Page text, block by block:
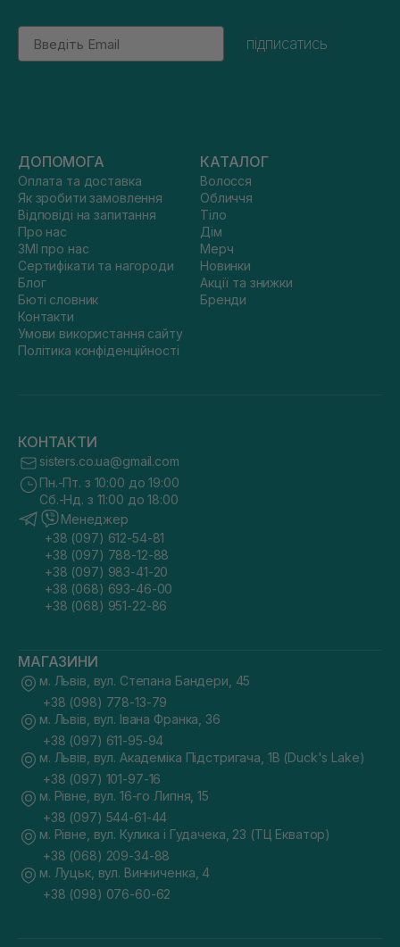
Email
підписатись
ДОПОМОГА
Оплата та доставка
Як зробити замовлення
Відповіді на запитання
Про нас
ЗМІ про нас
Сертифікати та нагороди
Блог
Бюті словник
Контакти
Умови використання сайту
Політика конфіденційності
КАТАЛОГ
Волосся
Обличчя
Тіло
Дім
Мерч
Новинки
Акції та знижки
Бренди
КОНТАКТИ
sisters.co.ua@gmail.com
Пн.-Пт. з 10:00 до 19:00
Сб.-Нд. з 11:00 до 18:00
Менеджер
+38 (097) 612-54-81
+38 (097) 788-12-88
+38 (097) 983-41-20
+38 (068) 693-46-00
+38 (068) 951-22-86
МАГАЗИНИ
м. Львів, вул. Степана Бандери, 45
+38 (098) 778-13-79
м. Львів, вул. Івана Франка, 36
+38 (097) 611-95-94
м. Львів, вул. Академіка Підстригача, 1В (Duck's Lake)
+38 (097) 101-97-16
м. Рівне, вул. 16-го Липня, 15
+38 (097) 544-61-44
м. Рівне, вул. Кулика і Гудачека, 23 (ТЦ Екватор)
+38 (068) 209-34-88
м. Луцьк, вул. Винниченка, 4
+38 (098) 076-60-62